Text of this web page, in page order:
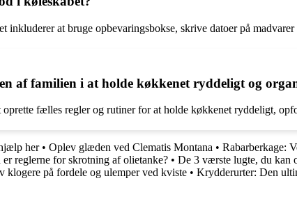
inkluderer at bruge opbevaringsbokse, skrive datoer på
af familien i at holde køkkenet ryddeligt og
oprette fælles regler og rutiner for at holde køkkenet ryddeligt,
her• Oplev glæden ved Clematis Montana • Rabarberkage:
reglerne for skrotning af olietanke? • De 3 værste lugte, du kan
klogere på fordele og ulemper ved kviste • Krydderurter: Den